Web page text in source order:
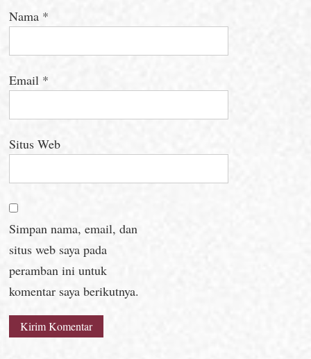
Nama *
Email *
Situs Web
Simpan nama, email, dan
situs web saya pada
peramban ini untuk
komentar saya berikutnya.